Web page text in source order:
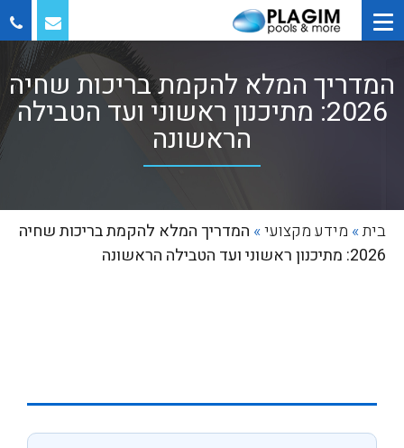
המדריך המלא להקמת בריכות שחיה
2026: מתיכנון ראשוני ועד הטבילה
הראשונה
בית» מידע מקצועי» המדריך המלא להקמת בריכות שחיה
2026: מתיכנון ראשוני ועד הטבילה הראשונה